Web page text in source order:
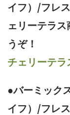
イフ）/フレ
ェリーテラ
うぞ！
チェリーテ
●バーミック
イフ）/フレ